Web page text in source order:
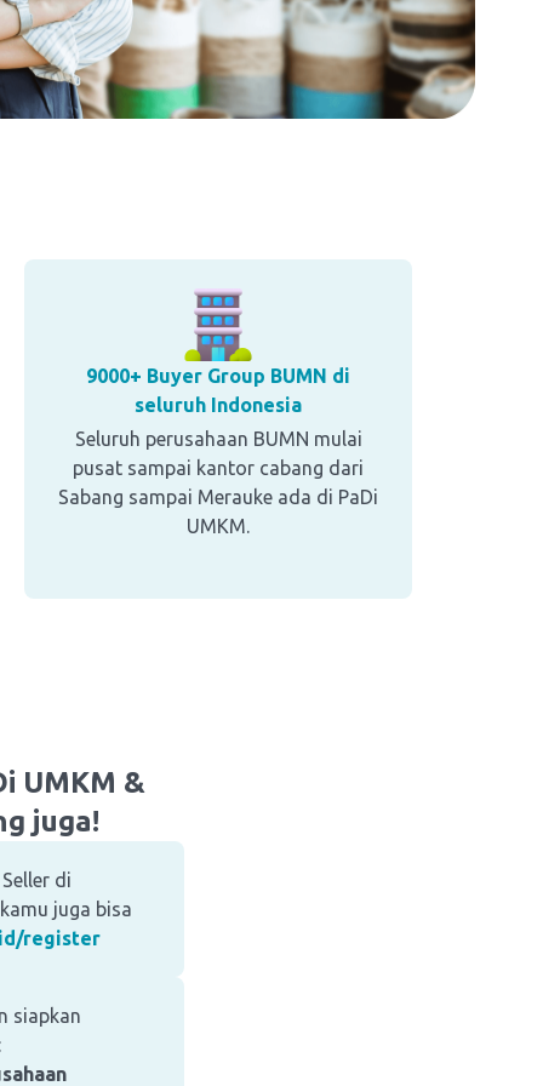
9000+ Buyer Group BUMN di
seluruh Indonesia
Seluruh perusahaan BUMN mulai
pusat sampai kantor cabang dari
Sabang sampai Merauke ada di PaDi
UMKM.
UMKM &
juga!
Seller di
juga bisa
register
siapkan